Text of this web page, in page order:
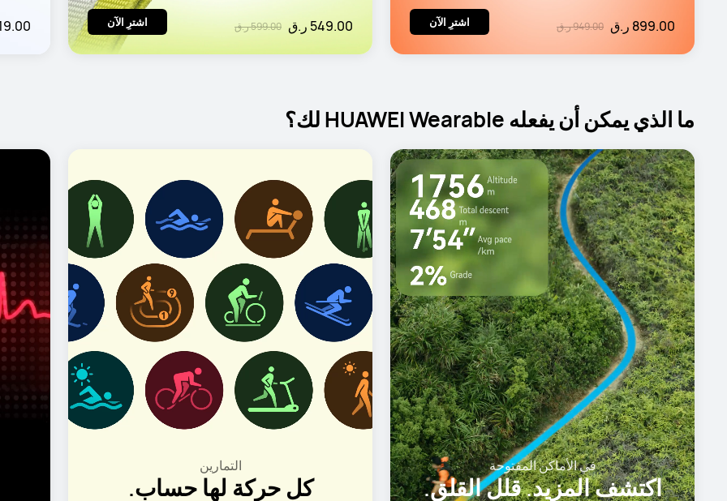
899.00 ر.ق 949.00 ر.ق اشترِ الآن 549.00 ر.ق 599.00 ر.ق اشترِ الآن 119.00
ما الذي يمكن أن يفعله HUAWEI Wearable لك؟
التمارين
كل حركة لها حساب.
الصحة
استمع إلى ما يبوح به